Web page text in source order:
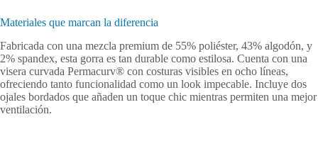
Materiales que marcan la diferencia
Fabricada con una mezcla premium de 55% poliéster, 43% algodón, y
2% spandex, esta gorra es tan durable como estilosa. Cuenta con una
visera curvada Permacurv® con costuras visibles en ocho líneas,
ofreciendo tanto funcionalidad como un look impecable. Incluye dos
ojales bordados que añaden un toque chic mientras permiten una mejor
ventilación.